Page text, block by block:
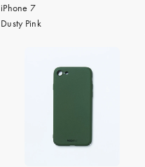
iPhone 7
Dusty Pink